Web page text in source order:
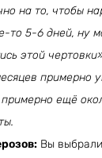
на то, чтобы
то 5-6 дней, ну
этой
примерно
ещё
Вы